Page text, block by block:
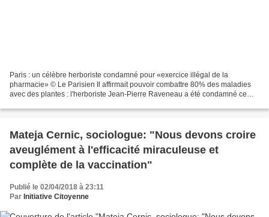
Paris : un célèbre herboriste condamné pour «exercice illégal de la
pharmacie» © Le Parisien Il affirmait pouvoir combattre 80% des maladies
avec des plantes : l'herboriste Jean-Pierre Raveneau a été condamné ce
Mateja Cernic, sociologue: "Nous devons croire
aveuglément à l'efficacité miraculeuse et
complète de la vaccination"
Publié le 02/04/2018 à 23:11
Par Initiative Citoyenne